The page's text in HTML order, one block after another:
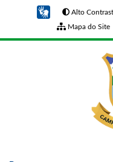
Alto
Mapa do Site